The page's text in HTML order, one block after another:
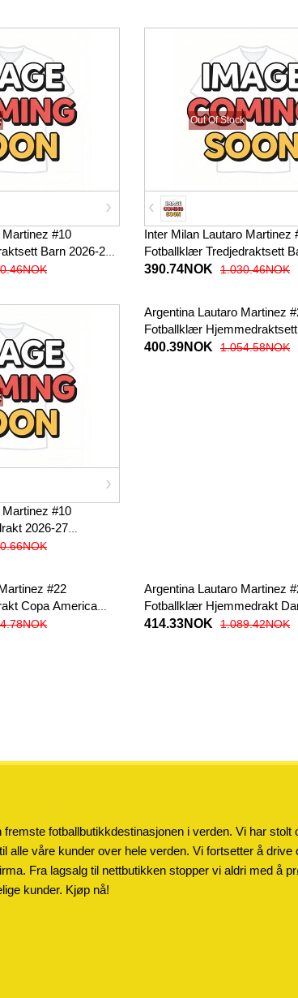
#10
Barn 2026-27
Out Of Stock
Inter Milan Lautaro Martinez
Fotballklær Tredjedraktsett
Kortermet (+ korte bukser)
390.74NOK 1.030.46NOK
#10
2026-27
Argentina Lautaro Martinez
Fotballklær Hjemmedraktsett
America 2024 Kortermet (+
400.39NOK 1.054.58NOK
#22
Copa America
Argentina Lautaro Martinez
Fotballklær Hjemmedrakt
America 2024 Kortermet
414.33NOK 1.089.42NOK
fremste fotballbutikkdestinasjonen i verden. Vi har stolt
til alle våre kunder over hele verden. Vi fortsetter å drive
Fra lagsalg til nettbutikken stopper vi aldri med å
kunder. Kjøp nå!